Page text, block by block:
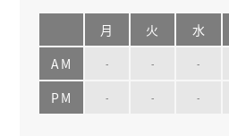
月 火 水
AM
- - -
PM - - -